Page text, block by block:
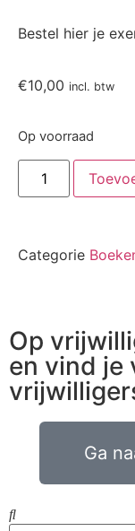
Bestel hier je
€10,00 incl. btw
Op voorraad
Categorie
Op
en vind je
Ga